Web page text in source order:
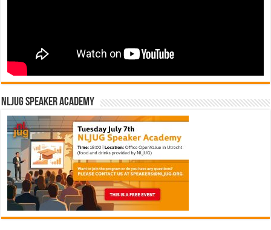
NLJUG Speaker Academy